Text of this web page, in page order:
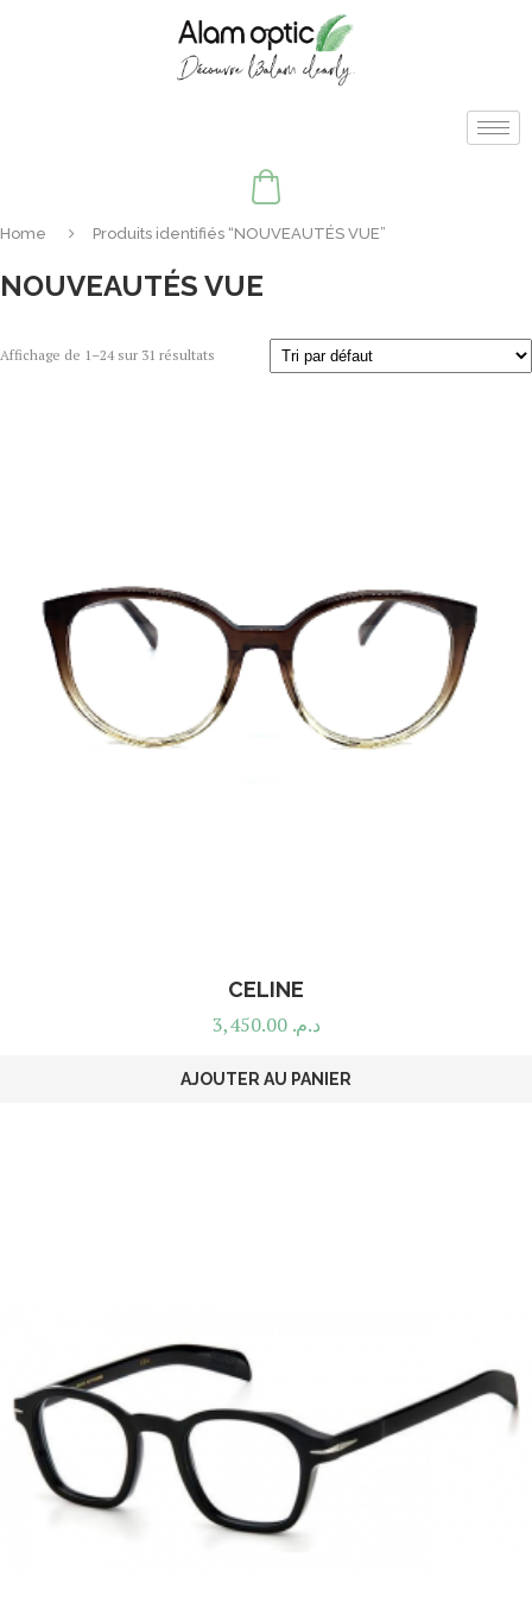
Home Produits identifiés “NOUVEAUTÉS VUE”
NOUVEAUTÉS VUE
Affichage de 1–24 sur 31 résultats
CELINE
د.م. 3,450.00
AJOUTER AU PANIER